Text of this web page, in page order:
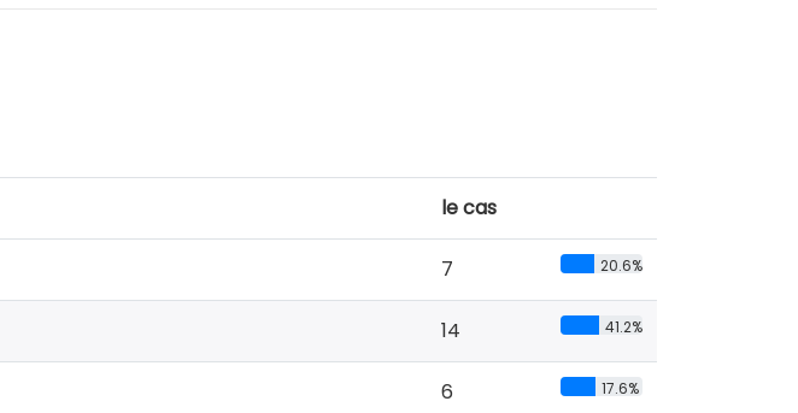
le cas
7 20.6%
14 41.2%
6 17.6%